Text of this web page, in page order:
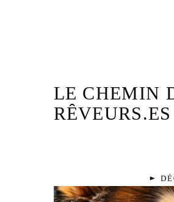
LE CHEMIN
RÊVEURS.ES